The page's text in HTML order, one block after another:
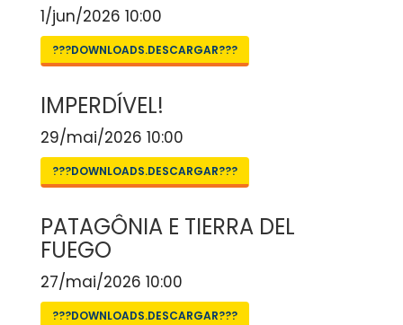
1/jun/2026 10:00
???DOWNLOADS.DESCARGAR???
IMPERDÍVEL!
29/mai/2026 10:00
???DOWNLOADS.DESCARGAR???
PATAGÔNIA E TIERRA DEL
FUEGO
27/mai/2026 10:00
???DOWNLOADS.DESCARGAR???